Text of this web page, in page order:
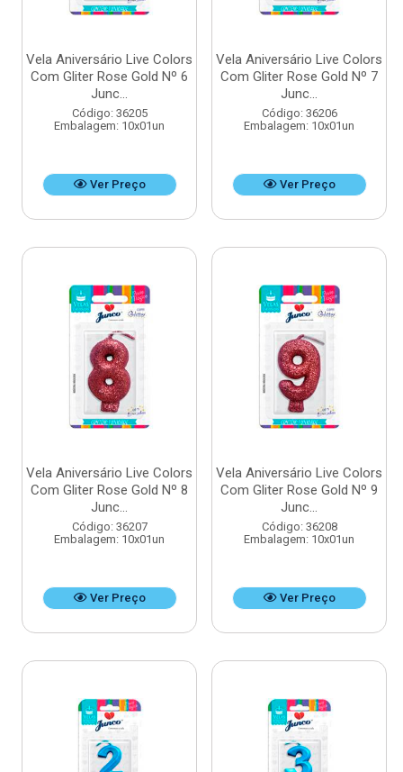
Vela Aniversário Live Colors
Com Gliter Rose Gold Nº 6
Junc...
Código: 36205
Embalagem: 10x01un
Ver Preço
Vela Aniversário Live Colors
Com Gliter Rose Gold Nº 7
Junc...
Código: 36206
Embalagem: 10x01un
Ver Preço
Vela Aniversário Live Colors
Com Gliter Rose Gold Nº 8
Junc...
Código: 36207
Embalagem: 10x01un
Ver Preço
Vela Aniversário Live Colors
Com Gliter Rose Gold Nº 9
Junc...
Código: 36208
Embalagem: 10x01un
Ver Preço